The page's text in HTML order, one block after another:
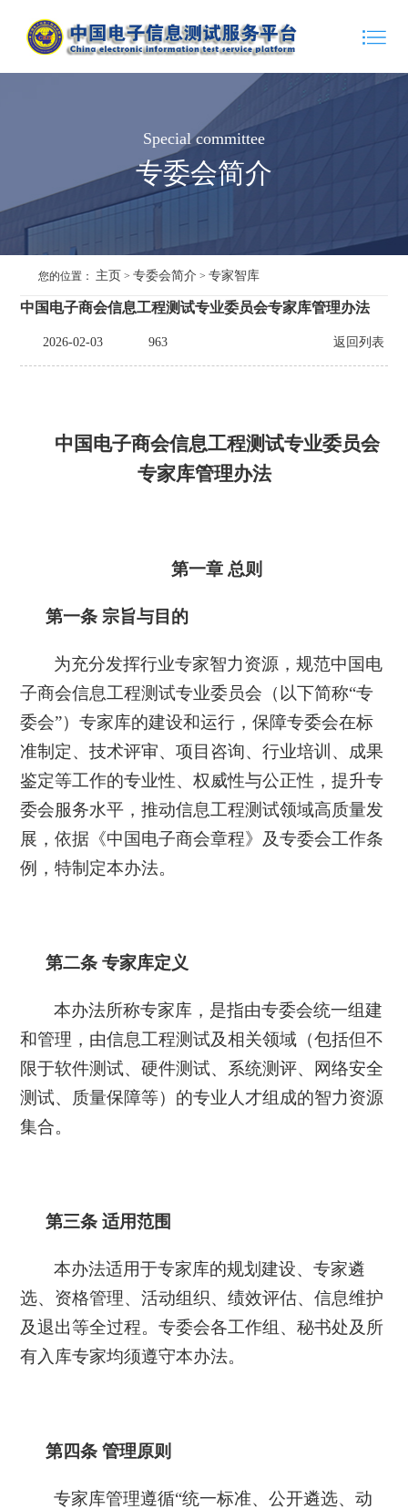
Special committee
专委会简介
您的位置： 主页 >专委会简介 >专家智库
中国电子商会信息工程测试专业委员会专家库管理办法
2026-02-03 963 返回列表
中国电子商会信息工程测试专业委员会
专家库管理办法
第一章 总则
第一条 宗旨与目的
为充分发挥行业专家智力资源，规范中国电
子商会信息工程测试专业委员会（以下简称“专
委会”）专家库的建设和运行，保障专委会在标
准制定、技术评审、项目咨询、行业培训、成果
鉴定等工作的专业性、权威性与公正性，提升专
委会服务水平，推动信息工程测试领域高质量发
展，依据《中国电子商会章程》及专委会工作条
例，特制定本办法。
第二条 专家库定义
本办法所称专家库，是指由专委会统一组建
和管理，由信息工程测试及相关领域（包括但不
限于软件测试、硬件测试、系统测评、网络安全
测试、质量保障等）的专业人才组成的智力资源
集合。
第三条 适用范围
本办法适用于专家库的规划建设、专家遴
选、资格管理、活动组织、绩效评估、信息维护
及退出等全过程。专委会各工作组、秘书处及所
有入库专家均须遵守本办法。
第四条 管理原则
专家库管理遵循“统一标准、公开遴选、动